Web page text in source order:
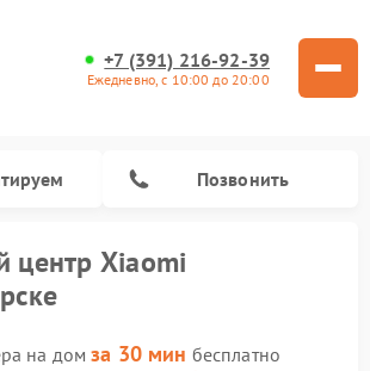
+7 (391) 216-92-39
Ежедневно, с 10:00 до 20:00
Позвонить
центр Xiaomi
на домза 30 мин бесплатно